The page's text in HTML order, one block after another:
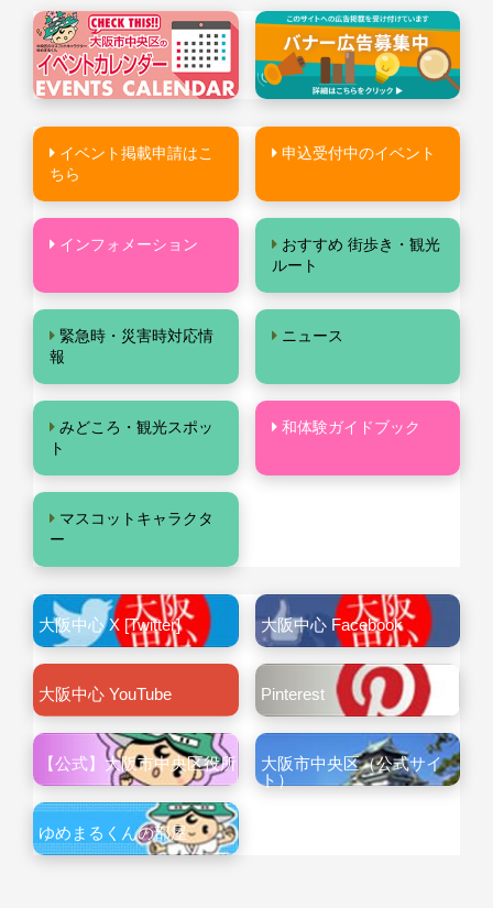
イベント掲載申請はこ
ちら
申込受付中のイベント
インフォメーション
おすすめ 街歩き・観光
ルート
緊急時・災害時対応情
報
ニュース
みどころ・観光スポッ
ト
和体験ガイドブック
マスコットキャラクタ
ー
大阪中心 X [Twitter] 大阪中心 Facebook
大阪中心 YouTube Pinterest
【公式】大阪市中央区役所
大阪市中央区（公式サイ
ト）
ゆめまるくんの部屋